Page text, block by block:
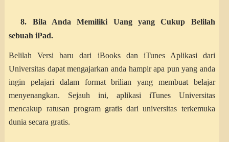
8. Bila Anda Memiliki Uang yang Cukup Belilah
sebuah iPad.
Belilah Versi baru dari iBooks dan iTunes Aplikasi dari
Universitas dapat mengajarkan anda hampir apa pun yang anda
ingin pelajari dalam format brilian yang membuat belajar
menyenangkan. Sejauh ini, aplikasi iTunes Universitas
mencakup ratusan program gratis dari universitas terkemuka
dunia secara gratis.